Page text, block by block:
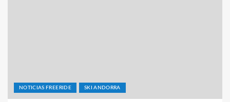
NOTICIAS FREERIDE SKI ANDORRA